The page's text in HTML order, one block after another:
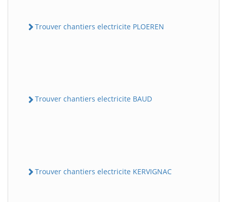
Trouver chantiers electricite PLOEREN
Trouver chantiers electricite BAUD
Trouver chantiers electricite KERVIGNAC